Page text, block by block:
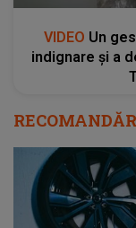
VIDEO Un
indignare și a